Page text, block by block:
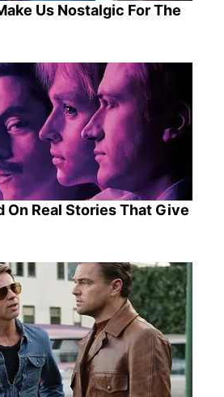
Us Nostalgic For The
On Real Stories That Give